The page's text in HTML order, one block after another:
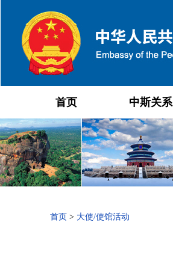
首页 中斯关系
首页 > 大使/使馆活动